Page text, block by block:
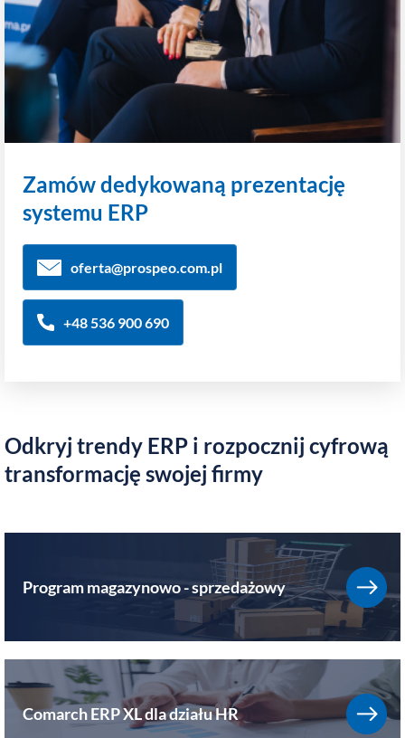
Zamów dedykowaną prezentację
systemu ERP
oferta@prospeo.com.pl
+48 536 900 690
Odkryj trendy ERP i rozpocznij cyfrową
transformację swojej firmy
Program magazynowo - sprzedażowy
Comarch ERP XL dla działu HR